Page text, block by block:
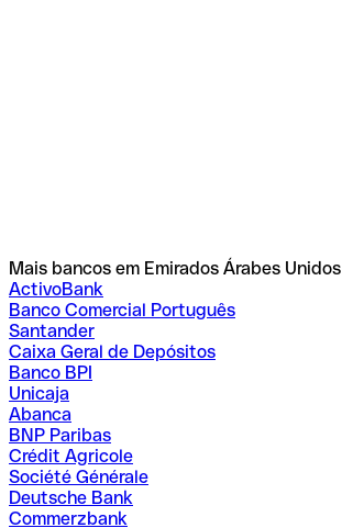
Mais bancos em Emirados Árabes Unidos
ActivoBank
Banco Comercial Português
Santander
Caixa Geral de Depósitos
Banco BPI
Unicaja
Abanca
BNP Paribas
Crédit Agricole
Société Générale
Deutsche Bank
Commerzbank